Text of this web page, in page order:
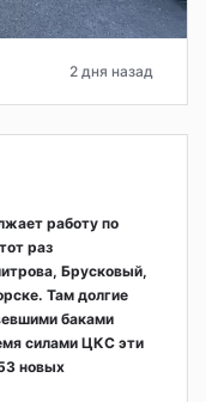
2 дня назад
работу по
раз
Брусковый,
Там долгие
баками
силами ЦКС эти
новых